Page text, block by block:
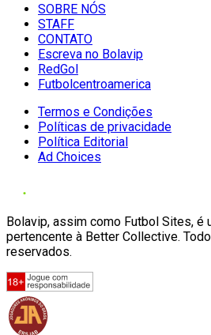
SOBRE NÓS
STAFF
CONTATO
Escreva no Bolavip
RedGol
Futbolcentroamerica
Termos e Condições
Políticas de privacidade
Política Editorial
Ad Choices
Bolavip, assim como Futbol Sites, é
pertencente à Better Collective.
reservados.